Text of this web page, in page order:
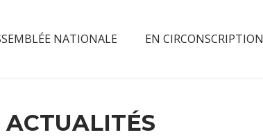
NATIONALE EN CIRCONSCRIPTION
ACTUALITÉS